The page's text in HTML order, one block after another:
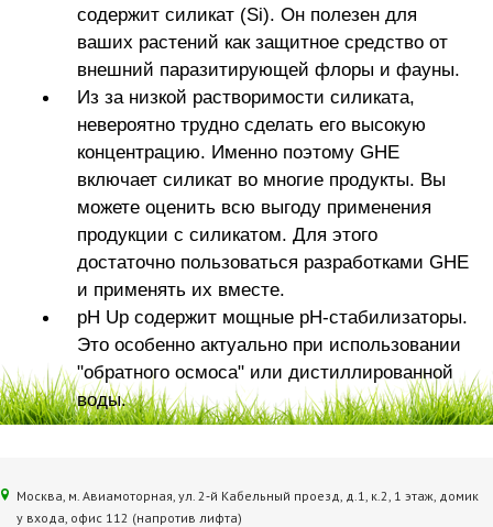
содержит силикат (Si). Он полезен для
ваших растений как защитное средство от
внешний паразитирующей флоры и фауны.
Из за низкой растворимости силиката,
невероятно трудно сделать его высокую
концентрацию. Именно поэтому GHE
включает силикат во многие продукты. Вы
можете оценить всю выгоду применения
продукции с силикатом. Для этого
достаточно пользоваться разработками GHE
и применять их вместе.
рН Up содержит мощные рН-стабилизаторы.
Это особенно актуально при использовании
"обратного осмоса" или дистиллированной
воды.
Москва, м. Авиамоторная, ул. 2‑й Кабельный проезд, д.1, к.2, 1 этаж, домик
у входа, офис 112 (напротив лифта)